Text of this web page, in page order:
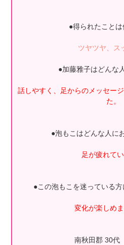
●得られたことは
ツヤツヤ、ス
●加藤雅子はどんな
話しやすく、足からのメッセー
た。
●泡もこはどんな人に
足が疲れてい
●この泡もこを迷っている方
変化が楽しめま
南秋田郡 30代